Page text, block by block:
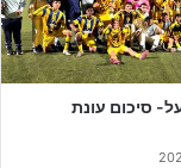
גם במחצית
בשני השערים,
סיכום עונת